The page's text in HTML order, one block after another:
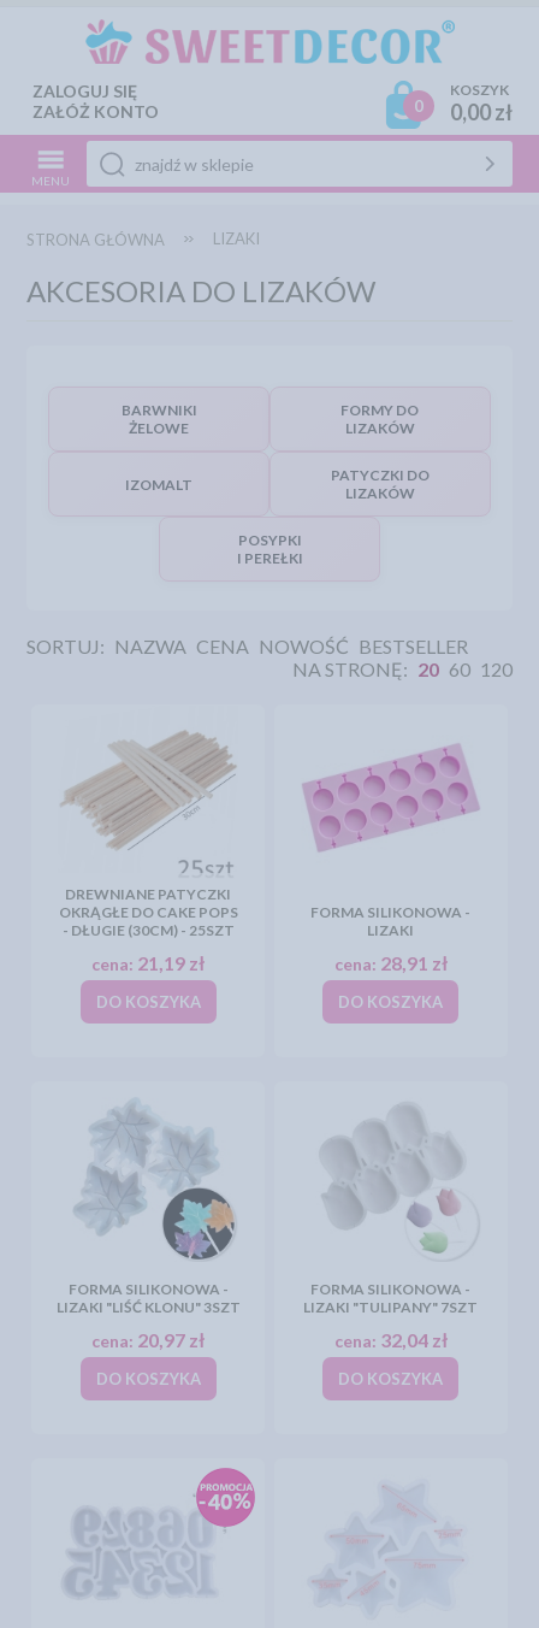
ZALOGUJ SIĘ
ZAŁÓŻ KONTO
0
KOSZYK
0,00 zł
MENU
STRONA GŁÓWNA LIZAKI
AKCESORIA DO LIZAKÓW
BARWNIKI
ŻELOWE
FORMY DO
LIZAKÓW
IZOMALT
PATYCZKI DO
LIZAKÓW
POSYPKI
I PEREŁKI
SORTUJ: NAZWA CENA NOWOŚĆ BESTSELLER
NA STRONĘ: 20 60 120
DREWNIANE PATYCZKI
OKRĄGŁE DO CAKE POPS
- DŁUGIE (30CM) - 25SZT
cena: 21,19 zł
DO KOSZYKA
FORMA SILIKONOWA -
LIZAKI
cena: 28,91 zł
DO KOSZYKA
FORMA SILIKONOWA -
LIZAKI "LIŚĆ KLONU" 3SZT
cena: 20,97 zł
DO KOSZYKA
FORMA SILIKONOWA -
LIZAKI "TULIPANY" 7SZT
cena: 32,04 zł
DO KOSZYKA